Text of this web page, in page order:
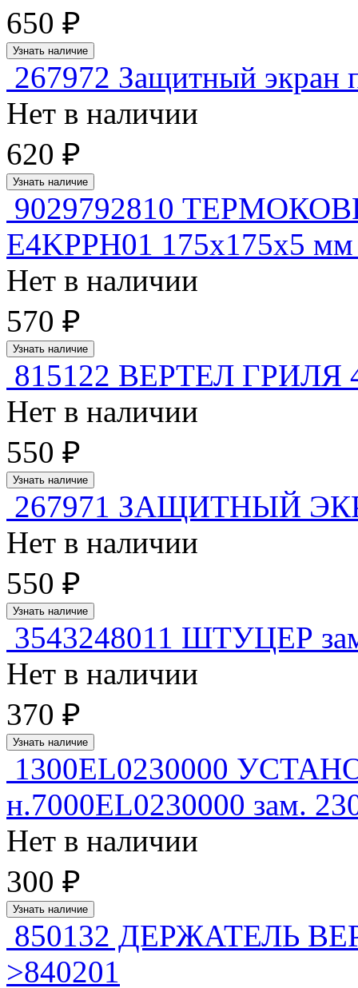
650 ₽
Узнать наличие
267972 Защитный экран
Нет в наличии
620 ₽
Узнать наличие
9029792810
E4KPPH01 175x175x5
Нет в наличии
570 ₽
Узнать наличие
815122 ВЕРТЕЛ ГРИЛЯ
Нет в наличии
550 ₽
Узнать наличие
267971 ЗАЩИТНЫЙ
Нет в наличии
550 ₽
Узнать наличие
3543248011 ШТУЦЕР
Нет в наличии
370 ₽
Узнать наличие
1300EL0230000
н.7000EL0230000 зам.
Нет в наличии
300 ₽
Узнать наличие
850132 ДЕРЖАТЕЛЬ
>840201